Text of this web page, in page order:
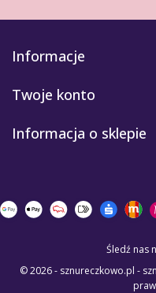
Informacje
Twoje konto
Informacja o sklepie
© 2026 - sznureczkowo.pl -
Śledź nas